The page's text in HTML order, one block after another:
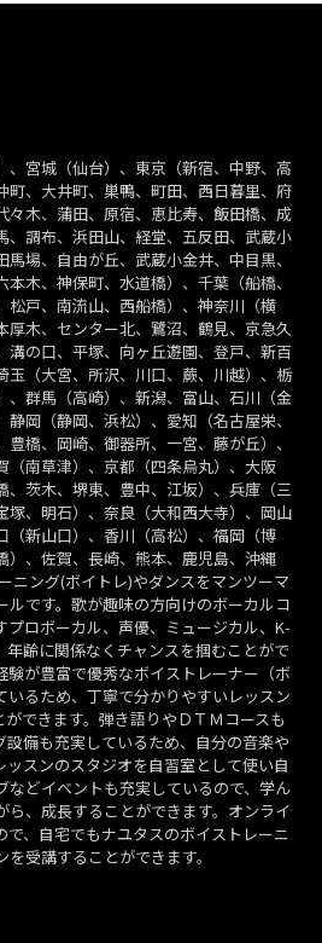
、宮城（仙台）、東京（新宿、中野、高
町、大井町、巣鴨、町田、西日暮里、府
々木、蒲田、原宿、恵比寿、飯田橋、成
、調布、浜田山、経堂、五反田、武蔵小
場、自由が丘、武蔵小金井、中目黒、
木、神保町、水道橋）、千葉（船橋、
松戸、南流山、西船橋）、神奈川（横
厚木、センター北、鷺沼、鶴見、京急久
溝の口、平塚、向ヶ丘遊園、登戸、新百
玉（大宮、所沢、川口、蕨、川越）、栃
、群馬（高崎）、新潟、富山、石川（金
岡（静岡、浜松）、愛知（名古屋栄、
橋、岡崎、御器所、一宮、藤が丘）、
（南草津）、京都（四条烏丸）、大阪
、茨木、堺東、豊中、江坂）、兵庫（三
塚、明石）、奈良（大和西大寺）、岡山
（新山口）、香川（高松）、福岡（博
）、佐賀、長崎、熊本、鹿児島、沖縄
ニング(ボイトレ)やダンスをマンツーマ
ルです。歌が趣味の方向けのボーカルコ
プロボーカル、声優、ミュージカル、K-
年齢に関係なくチャンスを掴むことがで
験が豊富で優秀なボイストレーナー（ボ
いるため、丁寧で分かりやすいレッスン
できます。弾き語りやＤＴＭコースも
設備も充実しているため、自分の音楽や
スンのスタジオを自習室として使い自
などイベントも充実しているので、学ん
ら、成長することができます。オンライ
で、自宅でもナユタスのボイストレーニ
受講することができます。